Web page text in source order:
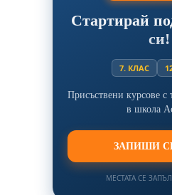
Стартирай
си!
7. КЛАС
Присъствени курсове с
в школа
ЗАПИШИ
МЕСТАТА СЕ